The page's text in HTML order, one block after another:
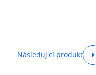
Následující produkt